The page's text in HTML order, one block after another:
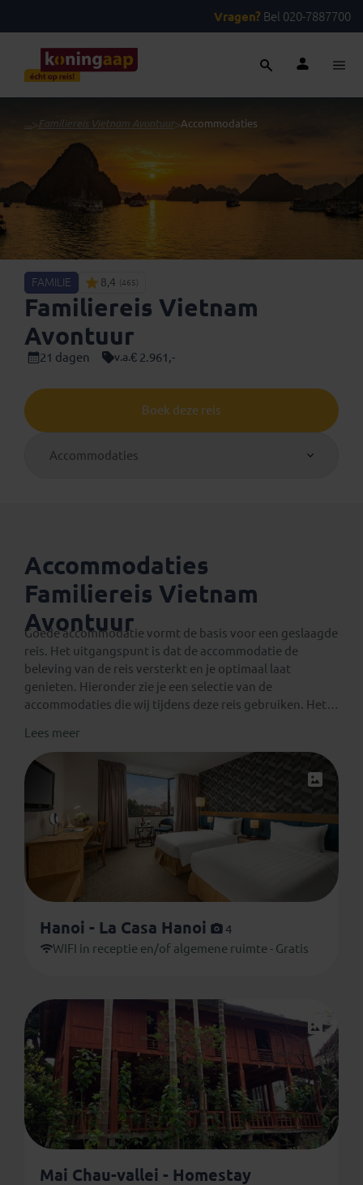
Vragen? Bel 020-7887700
> Familiereis Vietnam Avontuur>Accommodaties
FAMILIE 8,4 (465)
Familiereis Vietnam
Avontuur
21 dagen v.a.€ 2.961,-
Boek deze reis
Accommodaties
Accommodaties
Familiereis Vietnam
Avontuur
Goede accommodatie vormt de basis voor een geslaagde
reis. Het uitgangspunt is dat de accommodatie de
beleving van de reis versterkt en je optimaal laat
genieten. Hieronder zie je een selectie van de
accommodaties die wij tijdens deze reis gebruiken. Het
verwachten. De genoemde accommodaties zijn
onder voorbehoud van wijzigingen en
beschikbaarheid
. Je verblijft in onderstaande of
vergelijkbare accommodaties. De afbeeldingen zijn met
zorg uitgezocht maar kunnen verschillen van de
werkelijkheid.
Lees meer
Hanoi - La Casa Hanoi
4
WIFI in receptie en/of algemene ruimte - Gratis
Mai Chau-vallei - Homestay